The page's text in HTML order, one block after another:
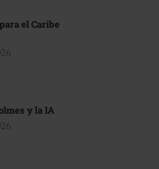
el Caribe
y la IA